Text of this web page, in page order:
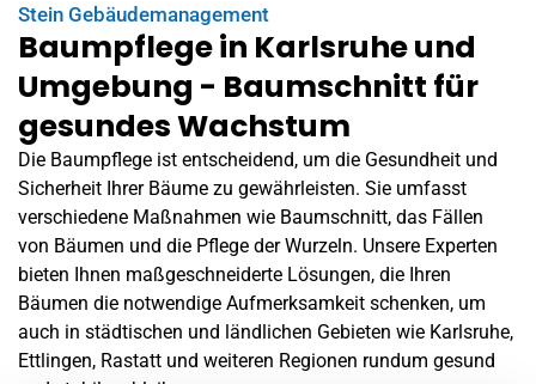
Stein Gebäudemanagement
Baumpflege in Karlsruhe und
Umgebung - Baumschnitt für
gesundes Wachstum
Die Baumpflege ist entscheidend, um die Gesundheit und
Sicherheit Ihrer Bäume zu gewährleisten. Sie umfasst
verschiedene Maßnahmen wie Baumschnitt, das Fällen
von Bäumen und die Pflege der Wurzeln. Unsere Experten
bieten Ihnen maßgeschneiderte Lösungen, die Ihren
Bäumen die notwendige Aufmerksamkeit schenken, um
auch in städtischen und ländlichen Gebieten wie Karlsruhe,
Ettlingen, Rastatt und weiteren Regionen rundum gesund